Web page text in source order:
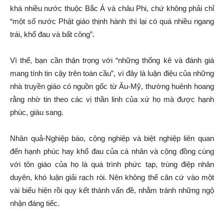
khá nhiều nước thuộc Bắc Á và châu Phi, chứ không phải chỉ
“một số nước Phật giáo thịnh hành thì lại có quá nhiều ngang
trái, khổ đau và bất công”.
Vì thế, bạn cần thận trọng với “những thống kê và đánh giá
mang tính tin cậy trên toàn cầu”, vì đây là luận điệu của những
nhà truyền giáo có nguồn gốc từ Âu-Mỹ, thường huênh hoang
rằng nhờ tin theo các vị thần linh của xứ họ mà được hạnh
phúc, giàu sang.
Nhân quả-Nghiệp báo, cộng nghiệp và biệt nghiệp liên quan
đến hạnh phúc hay khổ đau của cá nhân và cộng đồng cùng
với tôn giáo của họ là quá trình phức tạp, trùng điệp nhân
duyên, khó luận giải rạch ròi. Nên không thể căn cứ vào một
vài biểu hiện rồi quy kết thành vấn đề, nhằm tránh những ngộ
nhận đáng tiếc.